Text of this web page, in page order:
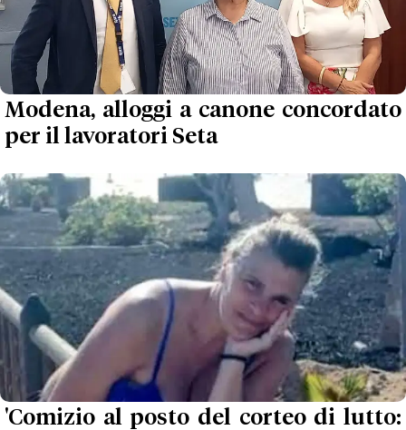
Modena, alloggi a canone concordato
per il lavoratori Seta
'Comizio al posto del corteo di lutto: